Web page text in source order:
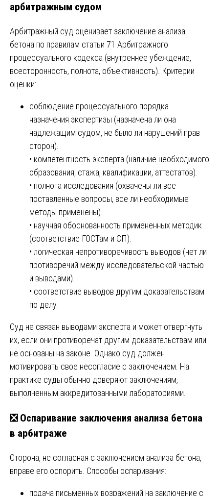
арбитражным судом
Арбитражный суд оценивает заключение анализа
бетона по правилам статьи 71 Арбитражного
процессуального кодекса (внутреннее убеждение,
всесторонность, полнота, объективность). Критерии
оценки:
соблюдение процессуального порядка
назначения экспертизы (назначена ли она
надлежащим судом, не было ли нарушений прав
сторон).
• компетентность эксперта (наличие необходимого
образования, стажа, квалификации, аттестатов).
• полнота исследования (охвачены ли все
поставленные вопросы, все ли необходимые
методы применены).
• научная обоснованность примененных методик
(соответствие ГОСТам и СП).
• логическая непротиворечивость выводов (нет ли
противоречий между исследовательской частью
и выводами).
• соответствие выводов другим доказательствам
по делу.
Суд не связан выводами эксперта и может отвергнуть
их, если они противоречат другим доказательствам или
не основаны на законе. Однако суд должен
мотивировать свое несогласие с заключением. На
практике суды обычно доверяют заключениям,
выполненным аккредитованными лабораториями.
❎ Оспаривание заключения анализа бетона
в арбитраже
Сторона, не согласная с заключением анализа бетона,
вправе его оспорить. Способы оспаривания:
подача письменных возражений на заключение с